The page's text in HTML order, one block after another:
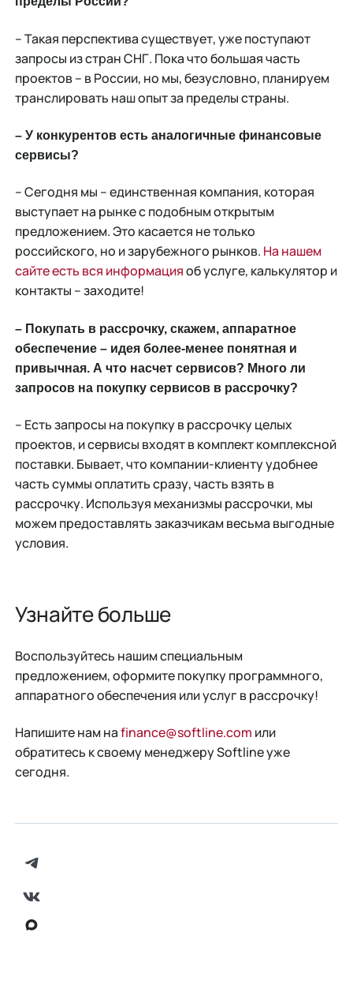
– Такая перспектива существует, уже поступают
запросы из стран СНГ. Пока что большая часть
проектов – в России, но мы, безусловно, планируем
транслировать наш опыт за пределы страны.
– У конкурентов есть аналогичные финансовые
сервисы?
– Сегодня мы – единственная компания, которая
выступает на рынке с подобным открытым
предложением. Это касается не только
российского, но и зарубежного рынков. На нашем
сайте есть вся информацияоб услуге, калькулятор и
контакты – заходите!
– Покупать в рассрочку, скажем, аппаратное
обеспечение – идея более-менее понятная и
привычная. А что насчет сервисов? Много ли
запросов на покупку сервисов в рассрочку?
– Есть запросы на покупку в рассрочку целых
проектов, и сервисы входят в комплект комплексной
поставки. Бывает, что компании-клиенту удобнее
часть суммы оплатить сразу, часть взять в
рассрочку. Используя механизмы рассрочки, мы
можем предоставлять заказчикам весьма выгодные
условия.
Узнайте больше
Воспользуйтесь нашим специальным
предложением, оформите покупку программного,
аппаратного обеспечения или услуг в рассрочку!
Напишите нам наfinance@softline.com или
обратитесь к своему менеджеру Softline уже
сегодня.